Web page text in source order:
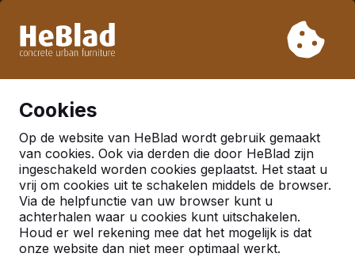
week 33. Houdt u daarom rekening met langere levertijden.
Cookies
Op de website van HeBlad wordt gebruik gemaakt
van cookies. Ook via derden die door HeBlad zijn
ingeschakeld worden cookies geplaatst. Het staat u
vrij om cookies uit te schakelen middels de browser.
Via de helpfunctie van uw browser kunt u
achterhalen waar u cookies kunt uitschakelen.
Houd er wel rekening mee dat het mogelijk is dat
onze website dan niet meer optimaal werkt.
Al meer dan 30.000 producten verkocht
Picknicksets